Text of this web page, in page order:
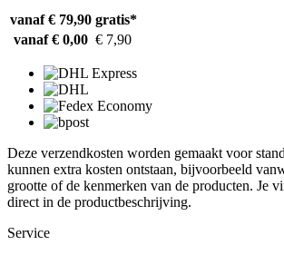
vanaf € 79,90 gratis*
vanaf € 0,00 € 7,90
Deze verzendkosten worden gemaakt voor
kunnen extra kosten ontstaan, bijvoorbeeld
grootte of de kenmerken van de producten. Je
direct in de productbeschrijving.
Service